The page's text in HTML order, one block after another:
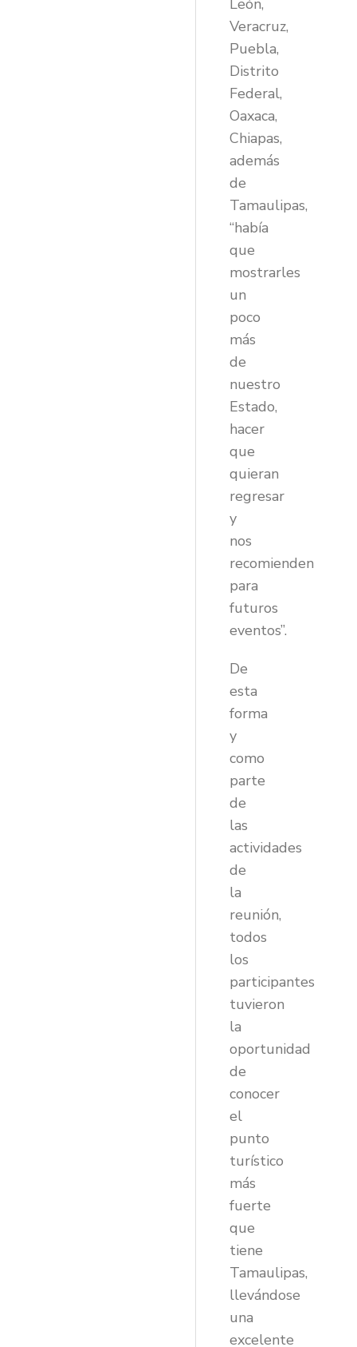
León,
Veracruz,
Puebla,
Distrito
Federal,
Oaxaca,
Chiapas,
además
de
Tamaulipas,
“había
que
mostrarles
un
poco
más
de
nuestro
Estado,
hacer
que
quieran
regresar
y
nos
recomienden
para
futuros
eventos”.
De
esta
forma
y
como
parte
de
las
actividades
de
la
reunión,
todos
los
participantes
tuvieron
la
oportunidad
de
conocer
el
punto
turístico
más
fuerte
que
tiene
Tamaulipas,
llevándose
una
excelente